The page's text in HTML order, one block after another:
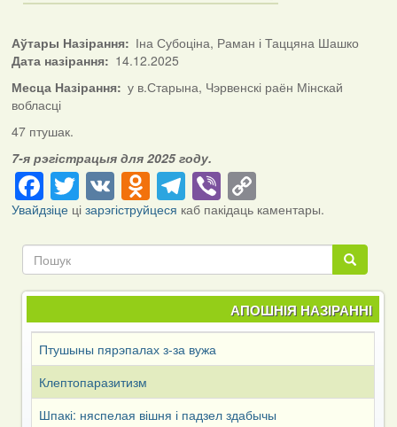
Аўтары Назірання
Іна Субоціна, Раман і Таццяна Шашко
Дата назірання
14.12.2025
Месца Назірання
у в.Старына, Чэрвенскі раён Мінскай
вобласці
47 птушак.
7-я рэгістрацыя для 2025 году.
Facebook
Twitter
VKOdnoklassniki
Telegram
ViberCopy
Link
Увайдзіцеці зарэгіструйцеся каб пакідаць каментары.
Пошук
Пошук
АПОШНІЯ НАЗІРАННІ
Птушыны пярэпалах з-за вужа
Клептопаразитизм
Шпакі: няспелая вішня і падзел здабычы